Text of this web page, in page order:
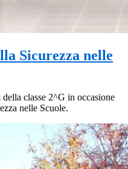
Sicurezza nelle
classe 2^G in occasione
nelle Scuole.